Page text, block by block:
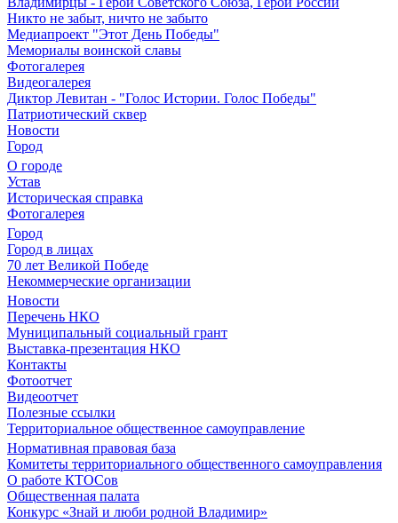
Никто не забыт, ничто не забыто
Медиапроект "Этот День Победы"
Мемориалы воинской славы
Фотогалерея
Видеогалерея
Диктор Левитан - "Голос Истории. Голос Победы"
Патриотический сквер
Новости
Город
О городе
Устав
Историческая справка
Фотогалерея
Город
Город в лицах
70 лет Великой Победе
Некоммерческие организации
Новости
Перечень НКО
Муниципальный социальный грант
Выставка-презентация НКО
Контакты
Фотоотчет
Видеоотчет
Полезные ссылки
Территориальное общественное самоуправление
Нормативная правовая база
Комитеты территориального общественного самоуправления
О работе КТОСов
Общественная палата
Конкурс «Знай и люби родной Владимир»